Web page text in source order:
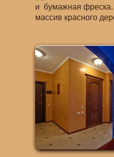
и бумажная
массив красного